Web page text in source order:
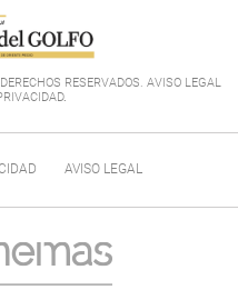
RESERVADOS. AVISO LEGAL
.
AVISO LEGAL